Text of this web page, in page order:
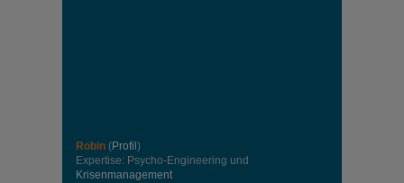
Robin (Profil )
Expertise: Psycho-Engineering und
Krisenmanagement